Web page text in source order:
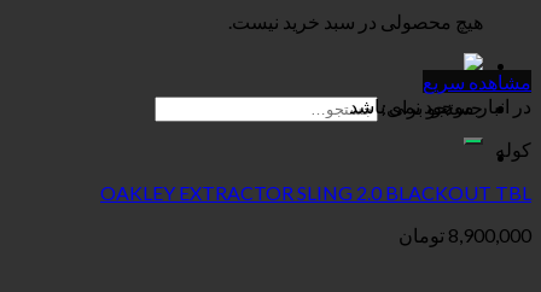
هیچ محصولی در سبد خرید نیست.
جستجو برای:
مشاهده سریع
در انبار موجود نمی باشد
کوله
OAKLEY EXTRACTOR SLING 2.0 BLACKOUT TBL
8,900,000 تومان